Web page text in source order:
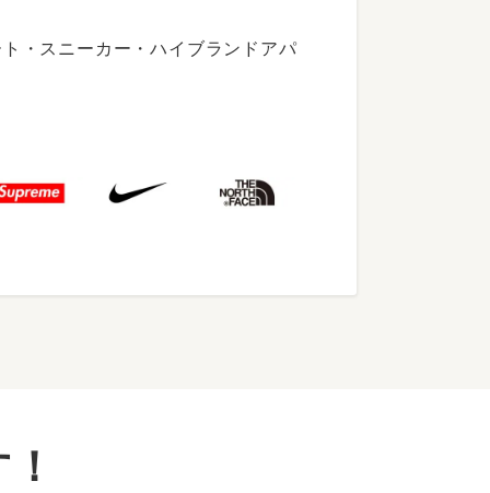
・スニーカー・ハイブランドアパ